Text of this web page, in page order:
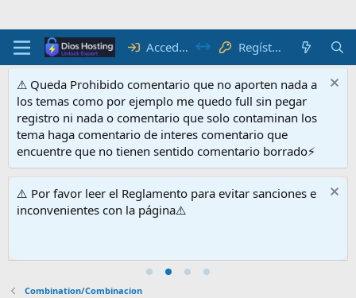
Acceder Regístrate
⚠ Queda Prohibido comentario que no aporten nada a
los temas como por ejemplo me quedo full sin pegar
registro ni nada o comentario que solo contaminan los
tema haga comentario de interes comentario que
encuentre que no tienen sentido comentario borrado⚡
⚠️ Por favor leer el Reglamento para evitar sanciones e
inconvenientes con la página⚠️
Combination/Combinacion